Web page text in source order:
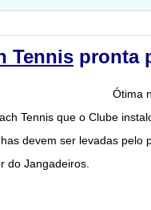
Tennis pronta
Ótima
Tennis que o Clube
devem ser levadas pelo
do Jangadeiros.